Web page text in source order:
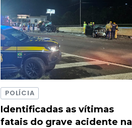
POLÍCIA
Identificadas as vítimas
fatais do grave acidente na